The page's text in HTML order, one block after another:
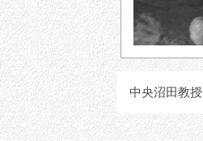
中央沼田教授